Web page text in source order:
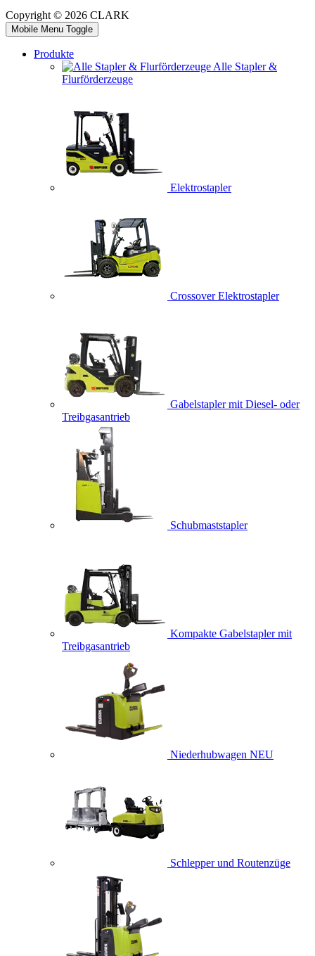
Copyright © 2026 CLARK
Mobile Menu Toggle
Produkte
Alle Stapler &
Flurförderzeuge
Elektrostapler
Crossover Elektrostapler
Gabelstapler mit Diesel- oder
Treibgasantrieb
Schubmaststapler
Kompakte Gabelstapler mit
Treibgasantrieb
Niederhubwagen NEU
Schlepper und Routenzüge